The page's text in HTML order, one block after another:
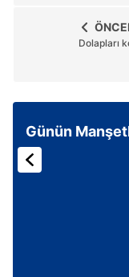
Dolapları
Günün